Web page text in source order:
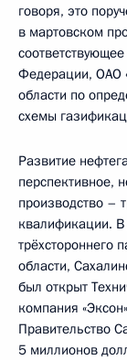
говоря, это
в мартовском
Федерации, ОАО
области по
схемы
Развитие
перспективное,
производство –
квалификации. В
трёхстороннего
области,
был открыт
компания
Правительство
5 миллионов